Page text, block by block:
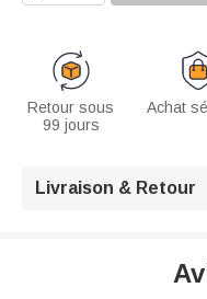
Retour sous
99 jours
Achat
Livraison & Retour